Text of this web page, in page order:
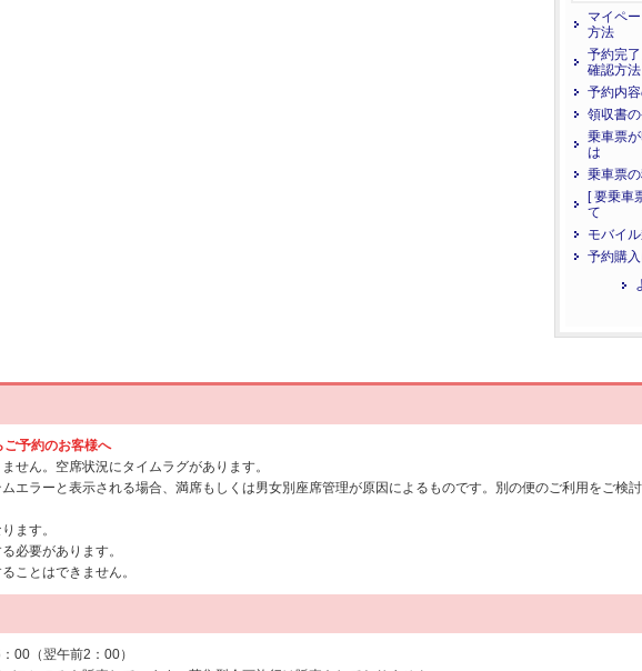
マイペ
方法
予約完
確認方法
予約内
領収書
乗車票
は
乗車票
[ 要乗車
て
モバイ
予約購
予約のお客様へ
せん。空席状況にタイムラグがあります。
エラーと表示される場合、満席もしくは男女別座席管理が原因によるものです。別の便のご利用をご検討
ます。
必要があります。
ことはできません。
00（翌午前2：00）